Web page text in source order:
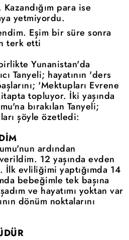
para ise
yetmiyordu.
Eşim bir süre sonra
terk etti
Yunanistan'da
Tanyeli; hayatının 'ders
'Mektupları Evrene
topluyor. İki yaşında
bırakılan Tanyeli;
şöyle özetledi:
ardından
12 yaşında evden
İlk evliliğimi yaptığımda 14
bebeğimle tek başına
ve hayatımı yoktan var
dönüm noktalarını